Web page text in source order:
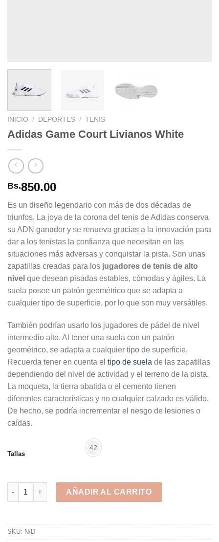
INICIO / DEPORTES / TENIS
Adidas Game Court Livianos White
Bs.850.00
Es un diseño legendario con más de dos décadas de
triunfos. La joya de la corona del tenis de Adidas conserva
su ADN ganador y se renueva gracias a la innovación para
dar a los tenistas la confianza que necesitan en las
situaciones más adversas y conquistar la pista. Son unas
zapatillas creadas para los jugadores de tenis de alto
nivel que desean pisadas estables, cómodas y ágiles. La
suela posee un patrón geométrico que se adapta a
cualquier tipo de superficie, por lo que son muy versátiles.
También podrían usarlo los jugadores de pádel de nivel
intermedio alto. Al tener una suela con un patrón
geométrico, se adapta a cualquier tipo de superficie.
Recuerda tener en cuenta el tipo de suela de las zapatillas
dependiendo del nivel de actividad y el terreno de la pista.
La moqueta, la tierra abatida o el cemento tienen
diferentes características y no cualquier calzado es válido.
De hecho, se podría incrementar el riesgo de lesiones o
caídas.
Tallas
42
Adidas Game Court Livianos White cantidad
AÑADIR AL CARRITO
SKU: N/D